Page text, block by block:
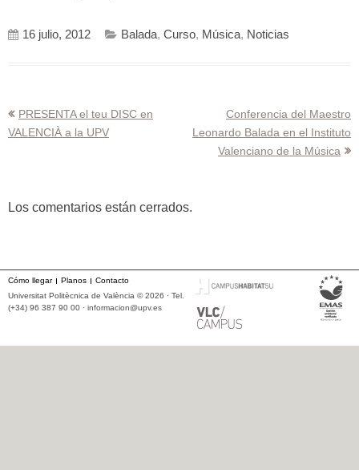
16 julio, 2012 Balada, Curso, Música, Noticias
Navegación
de
PRESENTA el teu DISC en
VALENCIÀ a la UPV
Conferencia del Maestro
Leonardo Balada en el Instituto
Valenciano de la Música
Los comentarios están cerrados.
Cómo llegar Planos
Contacto
Universitat Politècnica de València © 2026 · Tel.
(+34) 96 387 90 00 · informacion@upv.es